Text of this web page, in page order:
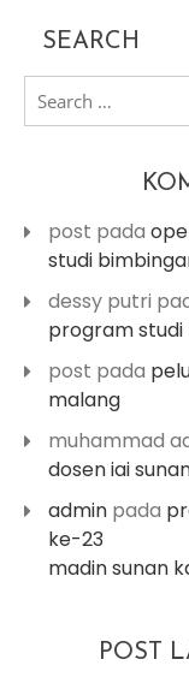
SEARCH
search
for:
post pada
studi
dessy putri
program studi
post pada
malang
muhammad
dosen iai
admin pada
ke-23
madin sunan
POST